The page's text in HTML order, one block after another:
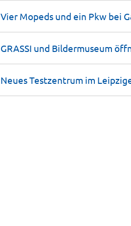
Vier Mopeds und ein Pkw bei
GRASSI und Bildermuseum
Neues Testzentrum im